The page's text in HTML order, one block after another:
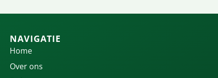
NAVIGATIE
Home
Over ons